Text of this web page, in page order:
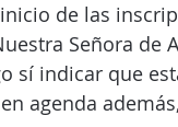
de las
Señora de
sí indicar que
agenda